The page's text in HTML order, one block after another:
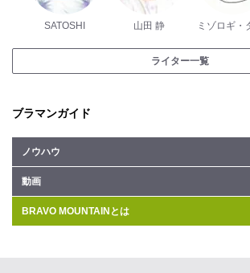
SATOSHI 山田 静
ライター一覧
ブラマンガイド
ノウハウ
動画
BRAVO MOUNTAINとは